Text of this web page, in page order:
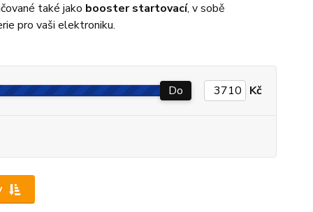
také jako booster startovací, v sobě
pro vaši elektroniku.
Do Kč